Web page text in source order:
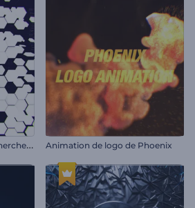
A
nimation de logo - Recherche sur le web Animation de logo de Phoenix